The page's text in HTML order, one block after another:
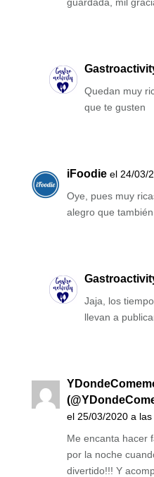
Quedan muy
que te gusten
iFoodie el 24/03/
Oye, pues muy
alegro que
Jaja, los
llevan a
el 25/03/2020 a las
Me encanta hacer
por la noche
divertido!!! Y